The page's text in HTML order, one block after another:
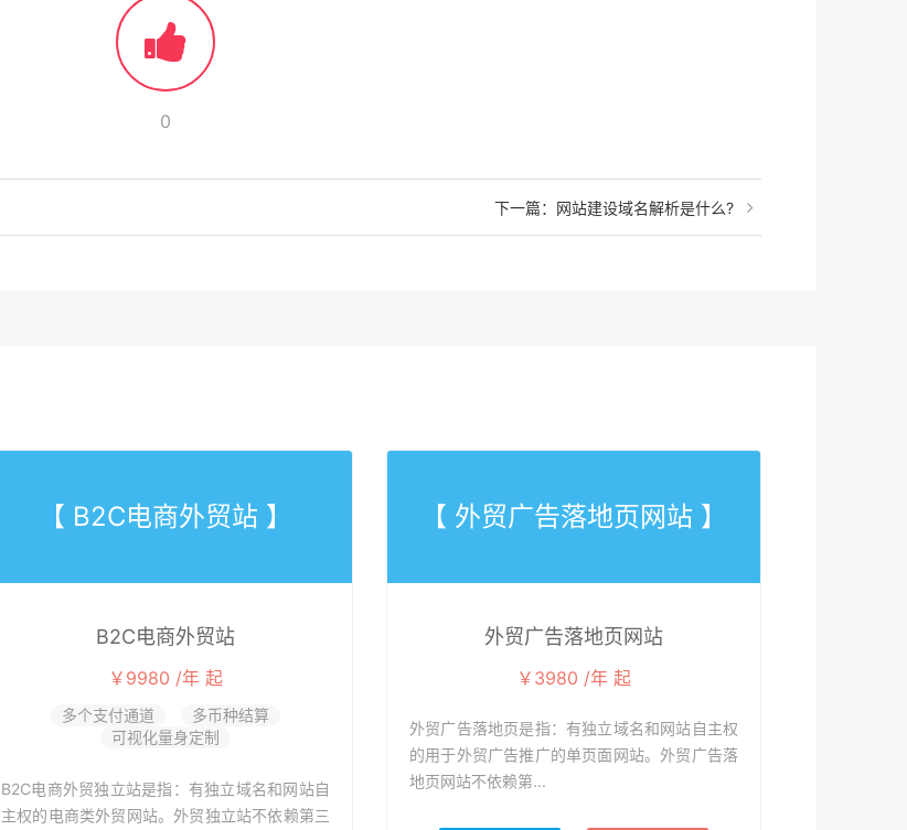
0
下一篇：网站建设域名解析是什么?
【 B2C电商外贸站 】
B2C电商外贸站
￥9980 /年 起
多个支付通道
多币种结算
可视化量身定制
B2C电商外贸独立站是指：有独立域名和网站自
主权的电商类外贸网站。外贸独立站不依赖第三
【 外贸广告落地页网站 】
外贸广告落地页网站
￥3980 /年 起
外贸广告落地页是指：有独立域名和网站自主权
的用于外贸广告推广的单页面网站。外贸广告落
地页网站不依赖第...